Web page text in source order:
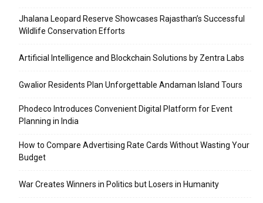
Jhalana Leopard Reserve Showcases Rajasthan’s Successful
Wildlife Conservation Efforts
Artificial Intelligence and Blockchain Solutions by Zentra Labs
Gwalior Residents Plan Unforgettable Andaman Island Tours
Phodeco Introduces Convenient Digital Platform for Event
Planning in India
How to Compare Advertising Rate Cards Without Wasting Your
Budget
War Creates Winners in Politics but Losers in Humanity